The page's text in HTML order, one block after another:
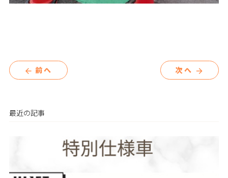
arrow_back 前へ 次へ arrow_forward
最近の記事